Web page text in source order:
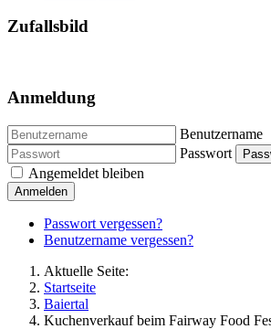
Zufallsbild
Anmeldung
Benutzername
Passwort
Angemeldet bleiben
Anmelden
Passwort vergessen?
Benutzername vergessen?
Aktuelle Seite:
Startseite
Baiertal
Kuchenverkauf beim Fairway Food